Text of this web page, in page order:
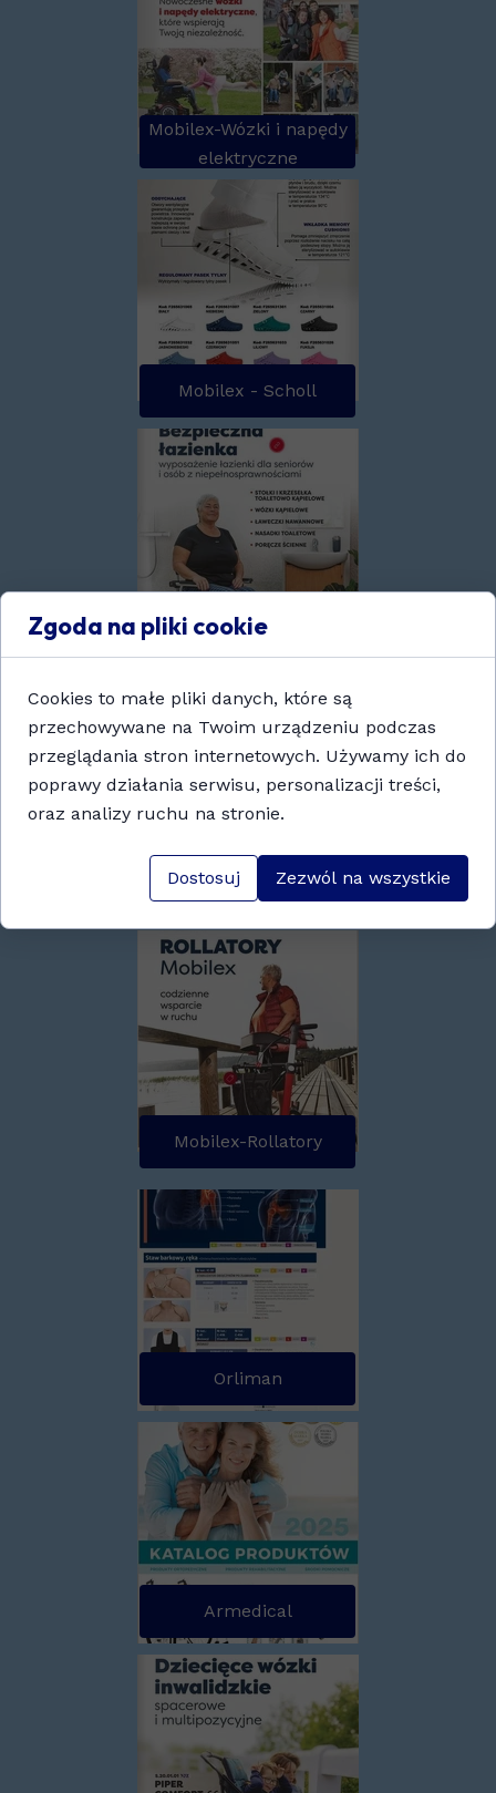
Mobilex-Wózki i napędy
elektryczne
Armedical
Orliman
Mobilex-Ormesa
Mobilex-Rollatory
Mobilex- Łazienka
Mobilex - Scholl
Zgoda na pliki cookie
Cookies to małe pliki danych, które są
przechowywane na Twoim urządzeniu podczas
przeglądania stron internetowych. Używamy ich do
poprawy działania serwisu, personalizacji treści,
oraz analizy ruchu na stronie.
Dostosuj Zezwól na wszystkie